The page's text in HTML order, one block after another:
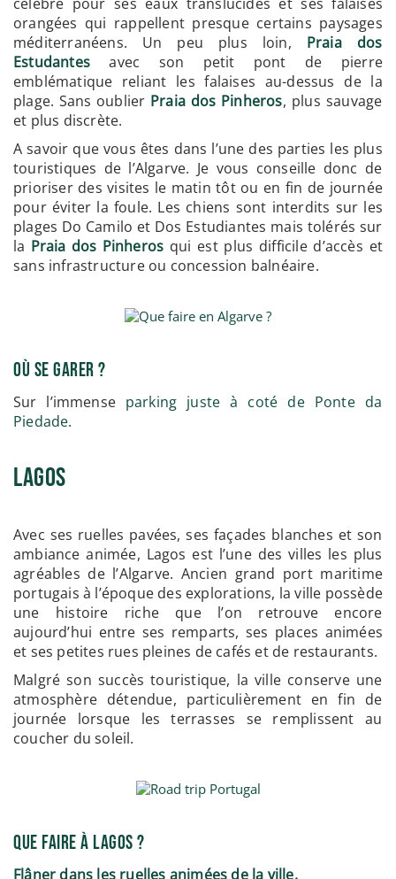
orangées qui rappellent presque certains paysages
méditerranéens. Un peu plus loin, Praia dos
Estudantes avec son petit pont de pierre
emblématique reliant les falaises au-dessus de la
plage. Sans oublier Praia dos Pinheros, plus sauvage
et plus discrète.
A savoir que vous êtes dans l’une des parties les plus
touristiques de l’Algarve. Je vous conseille donc de
prioriser des visites le matin tôt ou en fin de journée
pour éviter la foule. Les chiens sont interdits sur les
plages Do Camilo et Dos Estudiantes mais tolérés sur
la Praia dos Pinheros qui est plus difficile d’accès et
sans infrastructure ou concession balnéaire.
Où se garer ?
Sur l’immense parking juste à coté de Ponte da
Piedade.
Lagos
Avec ses ruelles pavées, ses façades blanches et son
ambiance animée, Lagos est l’une des villes les plus
agréables de l’Algarve. Ancien grand port maritime
portugais à l’époque des explorations, la ville possède
une histoire riche que l’on retrouve encore
aujourd’hui entre ses remparts, ses places animées
et ses petites rues pleines de cafés et de restaurants.
Malgré son succès touristique, la ville conserve une
atmosphère détendue, particulièrement en fin de
journée lorsque les terrasses se remplissent au
coucher du soleil.
Que Faire à Lagos ?
Flâner dans les ruelles animées de la ville.